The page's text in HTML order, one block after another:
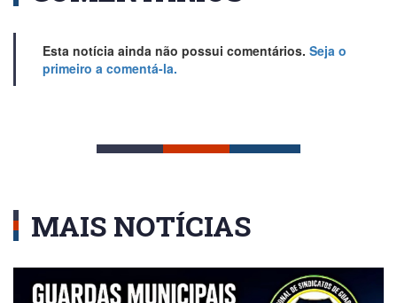
Esta notícia ainda não possui comentários. Seja o
primeiro a comentá-la.
MAIS NOTÍCIAS